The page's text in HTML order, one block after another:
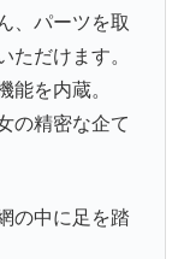
、パーツを取
ただけます。
能を内蔵。
の精密な企て
の中に足を踏